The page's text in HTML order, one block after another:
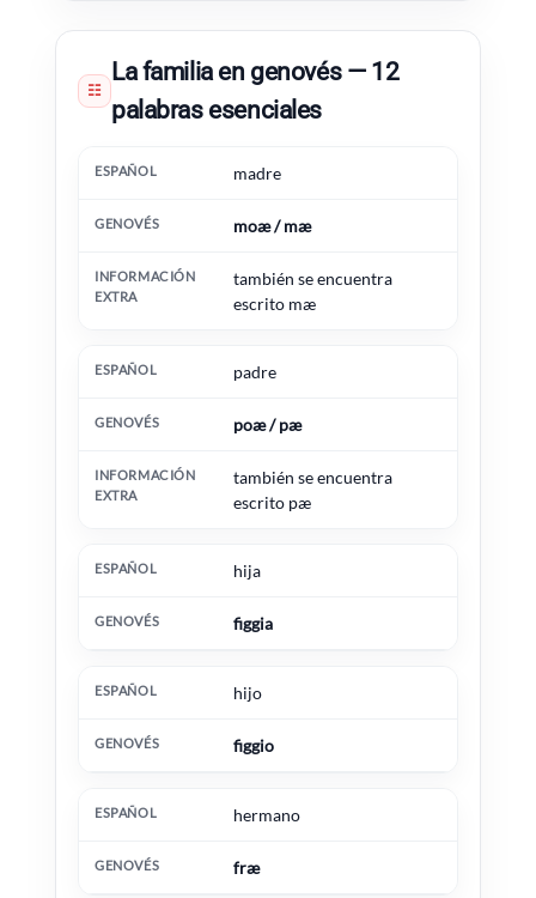
☷
La familia en genovés — 12
palabras esenciales
Español Genovés Información extra
madre
moæ / mæ
también se encuentra
escrito mæ
padre
poæ / pæ
también se encuentra
escrito pæ
hija
figgia
hijo
figgio
hermano
fræ